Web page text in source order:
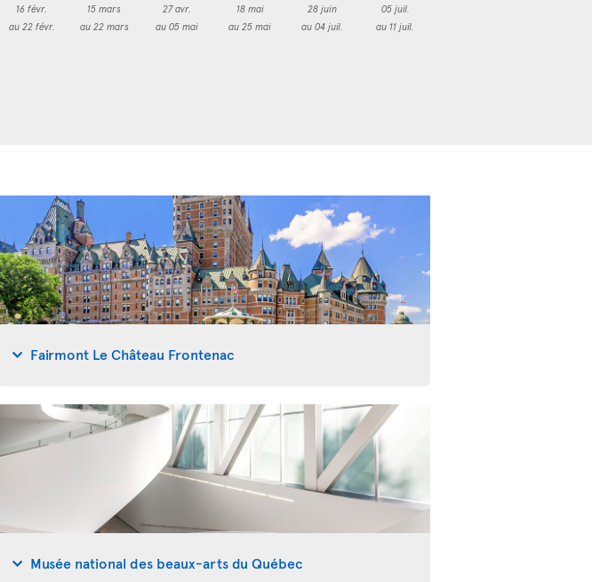
16 févr.
au 22 févr.
15 mars
au 22 mars
27 avr.
au 05 mai
18 mai
au 25 mai
28 juin
au 04 juil.
05 juil.
au 11 juil.
Fairmont Le Château Frontenac
Musée national des beaux-arts du Québec